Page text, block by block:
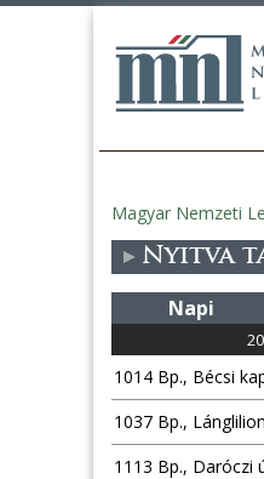
Jelenlegi
hely
Magyar Nemzeti
Nyitva
Napi
1014 Bp., Bécsi
1037 Bp.,
1113 Bp., Daróczi